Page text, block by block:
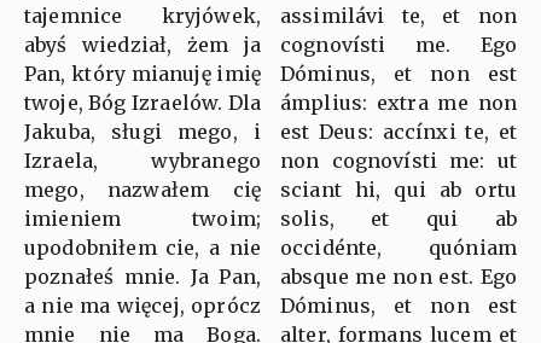
tajemnice kryjówek,
abyś wiedział, żem ja
Pan, który mianuję imię
twoje, Bóg Izraelów. Dla
Jakuba, sługi mego, i
Izraela, wybranego
mego, nazwałem cię
imieniem twoim;
upodobniłem cie, a nie
poznałeś mnie. Ja Pan,
a nie ma więcej, oprócz
mnie nie ma Boga.
assimilávi te, et non
cognovísti me. Ego
Dóminus, et non est
ámplius: extra me non
est Deus: accínxi te, et
non cognovísti me: ut
sciant hi, qui ab ortu
solis, et qui ab
occidénte, quóniam
absque me non est. Ego
Dóminus, et non est
alter, formans lucem et